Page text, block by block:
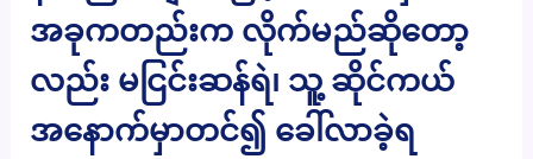
အခုကတည်းက လိုက်မည်ဆိုတော့
လည်း မငြင်းဆန်ရဲ၊ သူ့ ဆိုင်ကယ်
အနောက်မှာတင်၍ ခေါ်လာခဲ့ရ